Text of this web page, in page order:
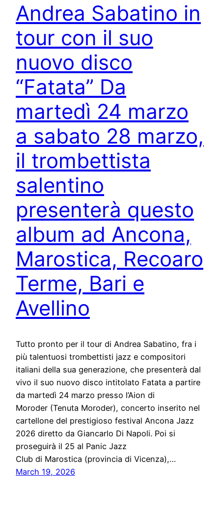
Andrea Sabatino in
tour con il suo
nuovo disco
“Fatata” Da
martedì 24 marzo
a sabato 28 marzo,
il trombettista
salentino
presenterà questo
album ad Ancona,
Marostica, Recoaro
Terme, Bari e
Avellino
Tutto pronto per il tour di Andrea Sabatino, fra i
più talentuosi trombettisti jazz e compositori
italiani della sua generazione, che presenterà dal
vivo il suo nuovo disco intitolato Fatata a partire
da martedì 24 marzo presso l’Aion di
Moroder (Tenuta Moroder), concerto inserito nel
cartellone del prestigioso festival Ancona Jazz
2026 diretto da Giancarlo Di Napoli. Poi si
proseguirà il 25 al Panic Jazz
Club di Marostica (provincia di Vicenza),…
March 19, 2026